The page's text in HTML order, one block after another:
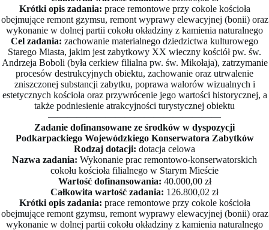
Krótki opis zadania: prace remontowe przy cokole kościoła
obejmujące remont gzymsu, remont wyprawy elewacyjnej (bonii) oraz
wykonanie w dolnej partii cokołu okładziny z kamienia naturalnego
Cel zadania: zachowanie materialnego dziedzictwa kulturowego
Starego Miasta, jakim jest zabytkowy XX wieczny kościół pw. św.
Andrzeja Boboli (była cerkiew filialna pw. św. Mikołaja), zatrzymanie
procesów destrukcyjnych obiektu, zachowanie oraz utrwalenie
zniszczonej substancji zabytku, poprawa walorów wizualnych i
estetycznych kościoła oraz przywrócenie jego wartości historycznej, a
także podniesienie atrakcyjności turystycznej obiektu
——————————————————
Zadanie dofinansowane ze środków w dyspozycji
Podkarpackiego Wojewódzkiego Konserwatora Zabytków
Rodzaj dotacji: dotacja celowa
Nazwa zadania: Wykonanie prac remontowo-konserwatorskich
cokołu kościoła filialnego w Starym Mieście
Wartość dofinansowania: 40.000,00 zł
Całkowita wartość zadania: 126.800,02 zł
Krótki opis zadania: prace remontowe przy cokole kościoła
obejmujące remont gzymsu, remont wyprawy elewacyjnej (bonii) oraz
wykonanie w dolnej partii cokołu okładziny z kamienia naturalnego